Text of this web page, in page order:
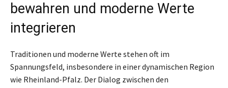
bewahren und moderne Werte
integrieren
Traditionen und moderne Werte stehen oft im
Spannungsfeld, insbesondere in einer dynamischen Region
wie Rheinland-Pfalz. Der Dialog zwischen den